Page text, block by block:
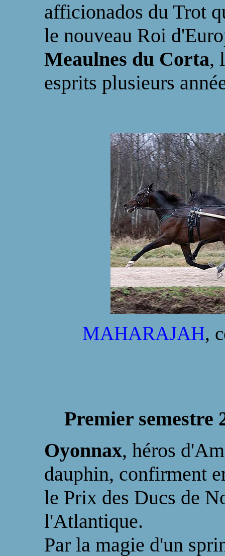
afficionados du Trot
le nouveau Roi
Meaulnes du Corta,
esprits plusieurs
MAHARAJAH,
Premier semestre
Oyonnax, héros
dauphin, confirment
le Prix des Ducs de
l'Atlantique.
Par la magie d'un